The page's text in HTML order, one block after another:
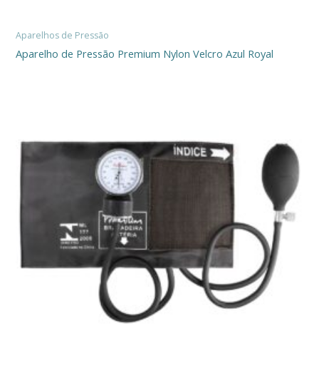
Aparelhos de Pressão
Aparelho de Pressão Premium Nylon Velcro Azul Royal